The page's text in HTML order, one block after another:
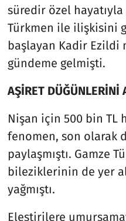
süredir özel
Türkmen ile ilişkisini
başlayan Kadir Ezildi
gündeme gelmişti.
AŞİRET DÜĞÜNLERİNİ
Nişan için 500 bin TL
fenomen, son olarak
paylaşmıştı. Gamze
bileziklerinin de yer
yağmıştı.
Eleştirilere
Televizyon